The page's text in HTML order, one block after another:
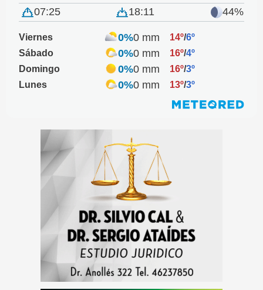
07:25 18:11 44%
Viernes 0%0 mm 14º/6º
Sábado
0%0 mm 16º/4º
Domingo
0%0 mm 16º/3º
Lunes
0%0 mm 13º/3º